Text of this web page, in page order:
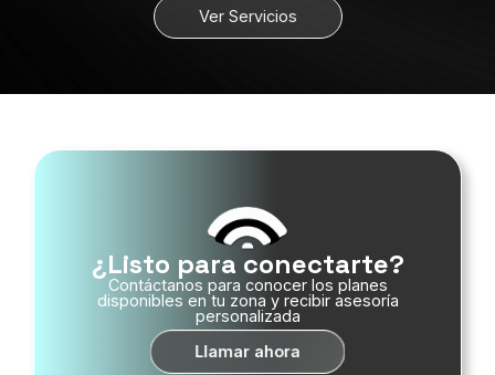
Ver Servicios
¿Listo para conectarte?
Contáctanos para conocer los planes
disponibles en tu zona y recibir asesoría
personalizada
Llamar ahora